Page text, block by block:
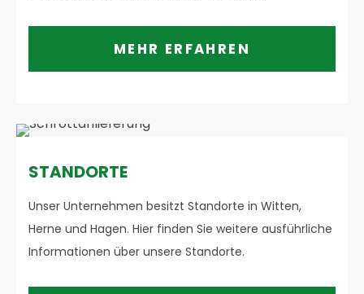
MEHR ERFAHREN
STANDORTE
Unser Unternehmen besitzt Standorte in Witten,
Herne und Hagen. Hier finden Sie weitere ausführliche
Informationen über unsere Standorte.